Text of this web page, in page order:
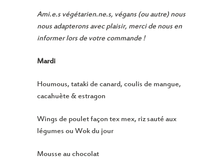
Ami.e.s végétarien.ne.s, végans (ou autre) nous
nous adapterons avec plaisir, merci de nous en
informer lors de votre commande !
Mardi
Houmous, tataki de canard, coulis de mangue,
cacahuète & estragon
Wings de poulet façon tex mex, riz sauté aux
légumes ou Wok du jour
Mousse au chocolat